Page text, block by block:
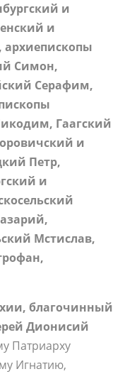
и
и
Симон,
Серафим,
Гаагский
и
Петр,
и
Мстислав,
благочинный
Дионисий
Патриарху
Игнатию,